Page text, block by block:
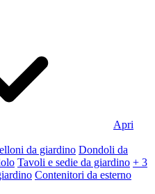
Apri
da giardino Dondoli da
Tavoli e sedie da giardino + 3
Contenitori da esterno